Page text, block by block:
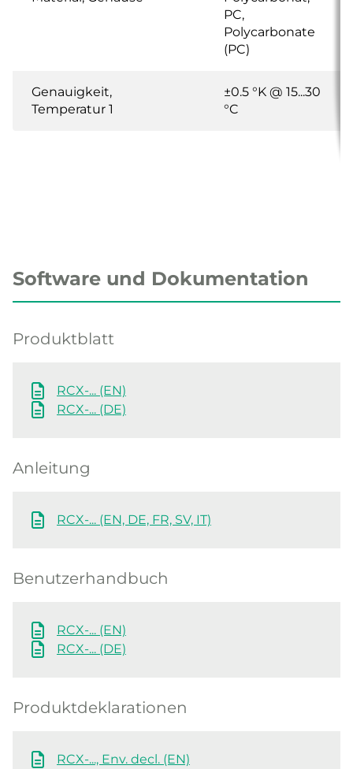
PC,
Polycarbonate
(PC)
Genauigkeit,
Temperatur 1
±0.5 °K @ 15...30
°C
Software und Dokumentation
Produktblatt
RCX-... (EN)
RCX-... (DE)
Anleitung
RCX-... (EN, DE, FR, SV, IT)
Benutzerhandbuch
RCX-... (EN)
RCX-... (DE)
Produktdeklarationen
RCX-..., Env. decl. (EN)